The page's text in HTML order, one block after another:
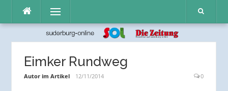
Inhalt
Menü
Eimker Rundweg
Autor im Artikel 12/11/2014 0